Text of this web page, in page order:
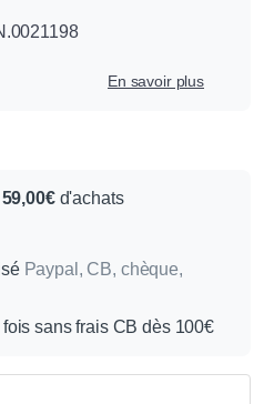
En savoir plus
59,00€d'achats
Paypal, CB, chèque,
sans frais CB dès 100€